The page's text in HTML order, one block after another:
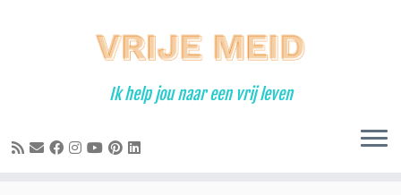
Ik help jou naar een vrij leven